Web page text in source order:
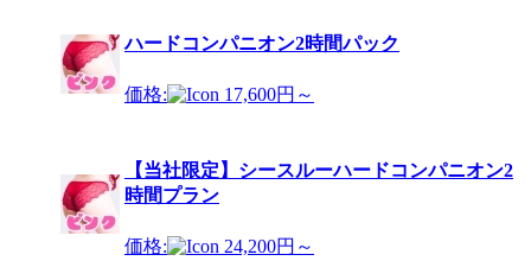
ハードコンパニオン2時間パック
価格: 17,600円～
【当社限定】シースルーハードコンパニオン2
時間プラン
価格: 24,200円～